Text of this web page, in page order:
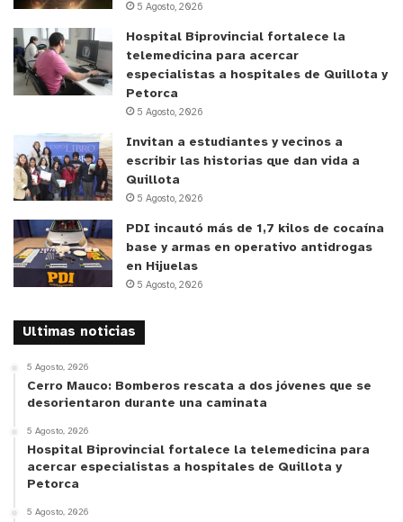
5 Agosto, 2026
Hospital Biprovincial fortalece la
telemedicina para acercar
especialistas a hospitales de Quillota y
Petorca
5 Agosto, 2026
Invitan a estudiantes y vecinos a
escribir las historias que dan vida a
Quillota
5 Agosto, 2026
PDI incautó más de 1,7 kilos de cocaína
base y armas en operativo antidrogas
en Hijuelas
5 Agosto, 2026
Ultimas noticias
5 Agosto, 2026
Cerro Mauco: Bomberos rescata a dos jóvenes que se
desorientaron durante una caminata
5 Agosto, 2026
Hospital Biprovincial fortalece la telemedicina para
acercar especialistas a hospitales de Quillota y
Petorca
5 Agosto, 2026